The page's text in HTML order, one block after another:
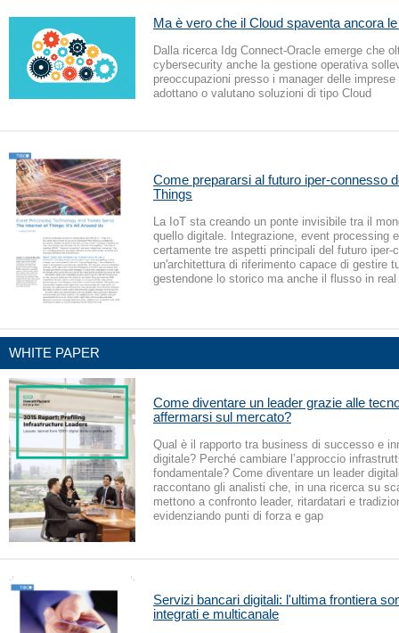
Ma è vero che il Cloud spaventa ancora
Dalla ricerca Idg Connect-Oracle emerge che
cybersecurity anche la gestione operativa
preoccupazioni presso i manager delle
adottano o valutano soluzioni di tipo Cloud
Come prepararsi al futuro iper-connesso
Things
La IoT sta creando un ponte invisibile tra il
quello digitale. Integrazione, event processing
certamente tre aspetti principali del futuro iper-
un'architettura di riferimento capace di gestire
gestendone lo storico ma anche il flusso in
WHITE PAPER
Come diventare un leader grazie alle
affermarsi sul mercato?
Qual è il rapporto tra business di successo e
digitale? Perché cambiare l’approccio
fondamentale? Come diventare un leader
raccontano gli analisti che, in una ricerca su
mettono a confronto leader, ritardatari e
evidenziando punti di forza e gap
Servizi bancari digitali: l'ultima frontiera
integrati e multicanale